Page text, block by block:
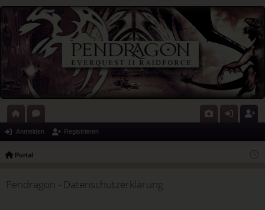
ort or
Anmelden Registrieren
Portal
Pendragon - Datenschutzerklärung